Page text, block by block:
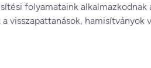
folyamataink alkalmazkodnak
visszapattanások, hamisítványok